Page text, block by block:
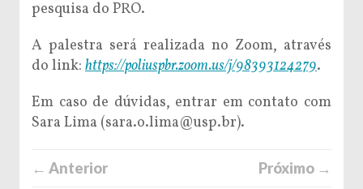
pesquisa do PRO.
A palestra será realizada no Zoom, através
do link: https://poliuspbr.zoom.us/j/98393124279.
Em caso de dúvidas, entrar em contato com
Sara Lima (sara.o.lima@usp.br).
← Anterior Próximo →